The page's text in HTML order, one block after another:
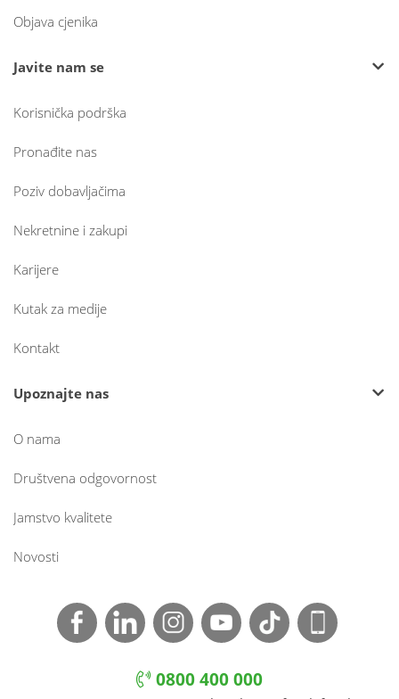
Objava cjenika
Javite nam se
Korisnička podrška
Pronađite nas
Poziv dobavljačima
Nekretnine i zakupi
Karijere
Kutak za medije
Kontakt
Upoznajte nas
O nama
Društvena odgovornost
Jamstvo kvalitete
Novosti
0800 400 000